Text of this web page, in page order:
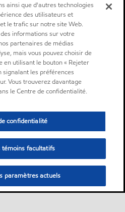
ainsi que d'autres technologies
des utilisateurs et
le trafic sur notre site Web.
informations sur votre
partenaires de médias
mais vous pouvez choisir de
en utilisant le bouton « Rejeter
signalant les préférences
Vous trouverez davantage
le Centre de confidentialité.
confidentialité
témoins facultatifs
paramètres actuels